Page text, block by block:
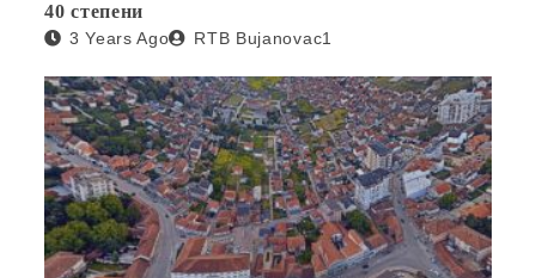
40 степени
3 Years Ago RTB Bujanovac1